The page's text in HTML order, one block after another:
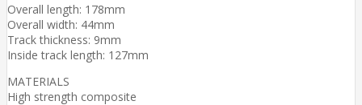
Overall length: 178mm
Overall width: 44mm
Track thickness: 9mm
Inside track length: 127mm
MATERIALS
High strength composite